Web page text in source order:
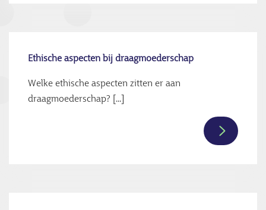
Ethische aspecten bij draagmoederschap
Welke ethische aspecten zitten er aan
draagmoederschap? [...]
Lees